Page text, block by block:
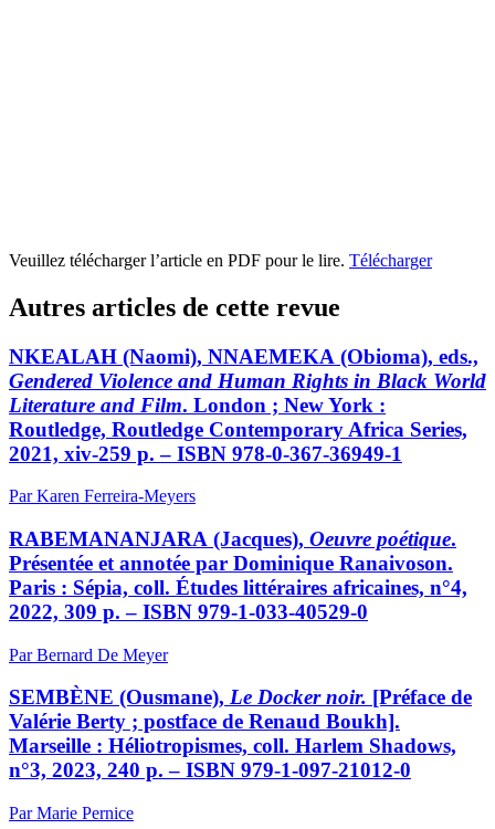
Veuillez télécharger l’article en PDF pour le lire. Télécharger
Autres articles de cette revue
NKEALAH (Naomi), NNAEMEKA (Obioma), eds.,
Gendered Violence and Human Rights in Black World
Literature and Film. London ; New York :
Routledge, Routledge Contemporary Africa Series,
2021, xiv-259 p. – ISBN 978-0-367-36949-1
Par Karen Ferreira-Meyers
RABEMANANJARA (Jacques), Oeuvre poétique.
Présentée et annotée par Dominique Ranaivoson.
Paris : Sépia, coll. Études littéraires africaines, n°4,
2022, 309 p. – ISBN 979-1-033-40529-0
Par Bernard De Meyer
SEMBÈNE (Ousmane), Le Docker noir. [Préface de
Valérie Berty ; postface de Renaud Boukh].
Marseille : Héliotropismes, coll. Harlem Shadows,
n°3, 2023, 240 p. – ISBN 979-1-097-21012-0
Par Marie Pernice